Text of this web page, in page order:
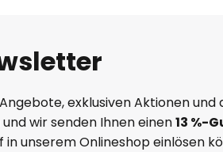
exklusiven Aktionen und
wir senden Ihnen einen13 %-
in unserem Onlineshop einlösen